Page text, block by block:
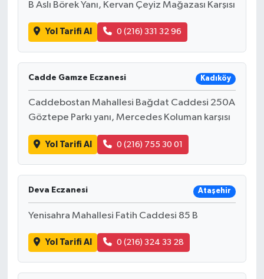
B Aslı Börek Yanı, Kervan Çeyiz Mağazası Karşısı
Yol Tarifi Al 0 (216) 331 32 96
Cadde Gamze Eczanesi Kadıköy
Caddebostan Mahallesi Bağdat Caddesi 250A
Göztepe Parkı yanı, Mercedes Koluman karşısı
Yol Tarifi Al 0 (216) 755 30 01
Deva Eczanesi Ataşehir
Yenisahra Mahallesi Fatih Caddesi 85 B
Yol Tarifi Al 0 (216) 324 33 28